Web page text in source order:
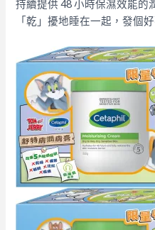
持續提供 48 小時保濕效能的
「乾」擾地睡在一起，發個好